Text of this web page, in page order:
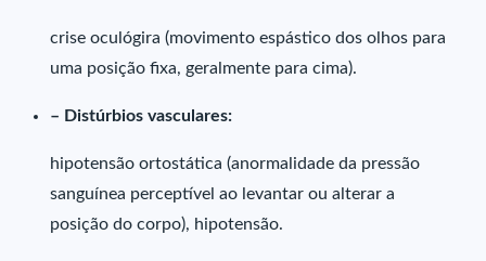
crise oculógira (movimento espástico dos olhos para
uma posição fixa, geralmente para cima).
– Distúrbios vasculares:
hipotensão ortostática (anormalidade da pressão
sanguínea perceptível ao levantar ou alterar a
posição do corpo), hipotensão.